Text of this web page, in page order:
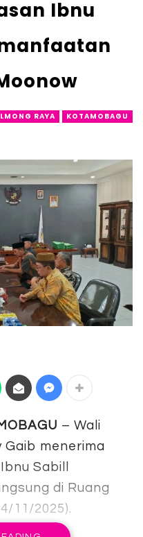
Ibnu
RAYA KOTAMOBAGU
– Wali
Gaib menerima
Sabill
di Ruang
11/2025).